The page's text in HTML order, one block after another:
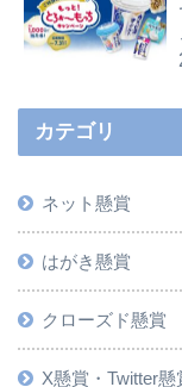
カテゴリ
ネット懸賞
はがき懸賞
クローズド懸賞
X懸賞・Twitter懸